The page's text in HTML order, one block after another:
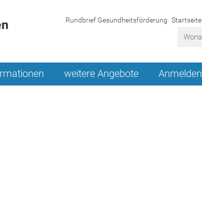
Rundbrief Gesundheitsförderung Startseite
weitere Angebote Anmelden